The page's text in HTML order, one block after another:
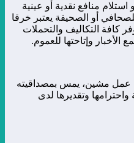
منافع نقدية أو عينية
أو الصحيفة يعتبر خرقا
كافة التكاليف والتحملات
وإتاحتها للعموم.
عمل مشين، يمس بمصداقيته
واحترامها وتقديرها لدى